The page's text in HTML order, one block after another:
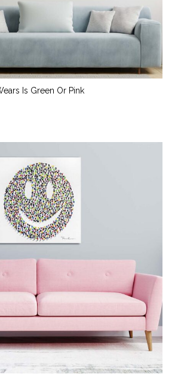
Is Green Or Pink